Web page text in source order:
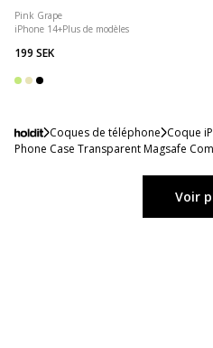
Pink Grape
iPhone 14+Plus de modèles
199 SEK
Coques de téléphone Coque
Phone Case Transparent Magsafe
Voir